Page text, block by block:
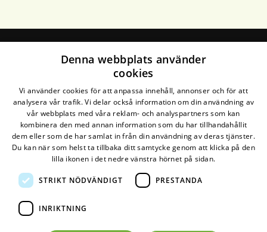
Kontakta oss
Naturskyddsföreningen Bollnäs
Den här webbplatsen drivs avGlesys AB
Miljöval-märkt
Denna webbplats använder
cookies
Vi använder cookies för att anpassa innehåll, annonser och för att
analysera vår trafik. Vi delar också information om din användning av
vår webbplats med våra reklam- och analyspartners som kan
kombinera den med annan information som du har tillhandahållit
dem eller som de har samlat in från din användning av deras tjänster.
Du kan när som helst ta tillbaka ditt samtycke genom att klicka på den
lilla ikonen i det nedre vänstra hörnet på sidan.
STRIKT NÖDVÄNDIGT PRESTANDA
INRIKTNING